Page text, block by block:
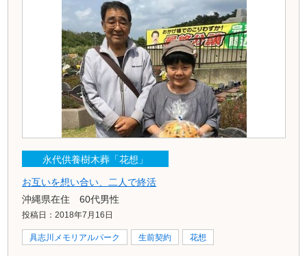
永代供養樹木葬「花想」
お互いを想い合い、二人で終活
沖縄県在住 60代男性
投稿日：2018年7月16日
具志川メモリアルパーク 生前契約 花想